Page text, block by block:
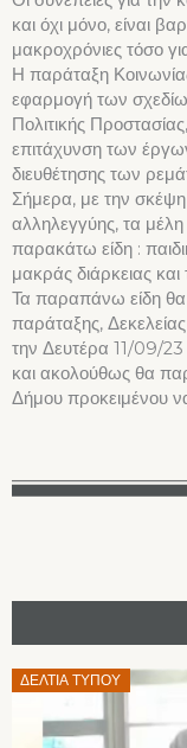
και όχι μόνο, είναι
μακροχρόνιες τόσο
Η παράταξη
εφαρμογή των
Πολιτικής
επιτάχυνση των
διευθέτησης των
Σήμερα, με την σκέψη
αλληλεγγύης, τα μέλη
παρακάτω είδη :
μακράς διάρκειας
Τα παραπάνω είδη θα
παράταξης,
την Δευτέρα 11/09/
και ακολούθως θα
Δήμου προκειμένου
ΔΕΛΤΊΑ ΤΎΠΟΥ
Posted